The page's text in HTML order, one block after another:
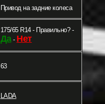
Привод на задние колеса
175/65 R14 - Правильно? -
Да- Нет
63
LADA